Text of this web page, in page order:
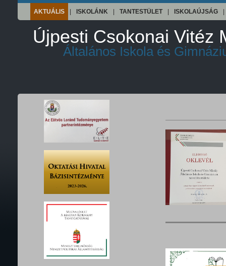
AKTUÁLIS ISKOLÁNK TANTESTÜLET ISKOLAÚJSÁG
Újpesti Csokonai Vitéz
Általános Iskola és